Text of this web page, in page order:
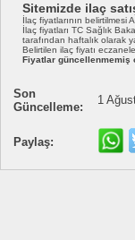
Sitemizde ilaç
İlaç fiyatlarının belirtilmesi
İlaç fiyatları TC Sağlık
tarafından haftalık olarak
Belirtilen ilaç fiyatı
Fiyatlar güncellenmemiş
Son
Güncelleme:
1
Paylaş: